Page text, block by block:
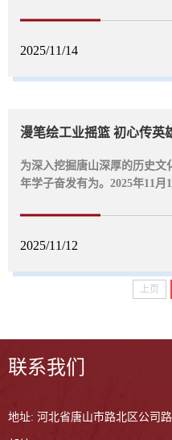
2025/11/14
为深入挖掘唐山深厚的历史
年学子奋发有为。2025年11月
2025/11/12
上页
联系我们
地址: 河北省唐山市路北区公司